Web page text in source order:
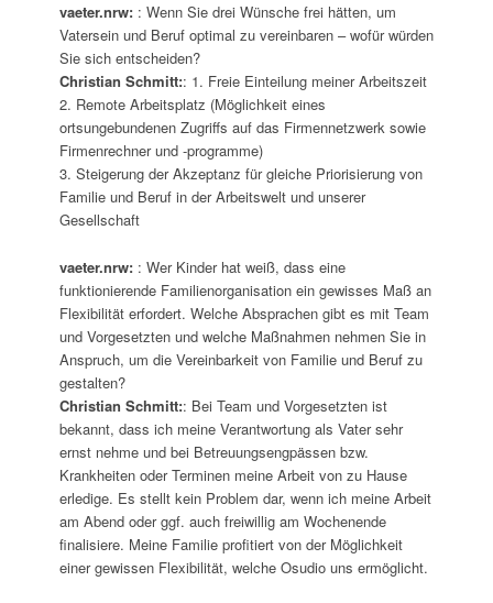
vaeter.nrw: : Wenn Sie drei Wünsche frei hätten, um
Vatersein und Beruf optimal zu vereinbaren – wofür würden
Sie sich entscheiden?
Christian Schmitt:: 1. Freie Einteilung meiner Arbeitszeit
2. Remote Arbeitsplatz (Möglichkeit eines
ortsungebundenen Zugriffs auf das Firmennetzwerk sowie
Firmenrechner und -programme)
3. Steigerung der Akzeptanz für gleiche Priorisierung von
Familie und Beruf in der Arbeitswelt und unserer
Gesellschaft
vaeter.nrw: : Wer Kinder hat weiß, dass eine
funktionierende Familienorganisation ein gewisses Maß an
Flexibilität erfordert. Welche Absprachen gibt es mit Team
und Vorgesetzten und welche Maßnahmen nehmen Sie in
Anspruch, um die Vereinbarkeit von Familie und Beruf zu
gestalten?
Christian Schmitt:: Bei Team und Vorgesetzten ist
bekannt, dass ich meine Verantwortung als Vater sehr
ernst nehme und bei Betreuungsengpässen bzw.
Krankheiten oder Terminen meine Arbeit von zu Hause
erledige. Es stellt kein Problem dar, wenn ich meine Arbeit
am Abend oder ggf. auch freiwillig am Wochenende
finalisiere. Meine Familie profitiert von der Möglichkeit
einer gewissen Flexibilität, welche Osudio uns ermöglicht.